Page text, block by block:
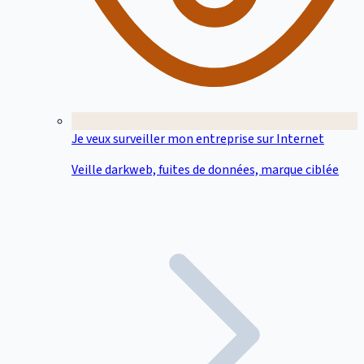
Je veux surveiller mon entreprise sur Internet
Veille darkweb, fuites de données, marque ciblée